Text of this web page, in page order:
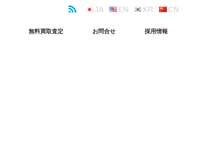
EN
JA KR CN
無料買取査定 お問合せ 採用情報